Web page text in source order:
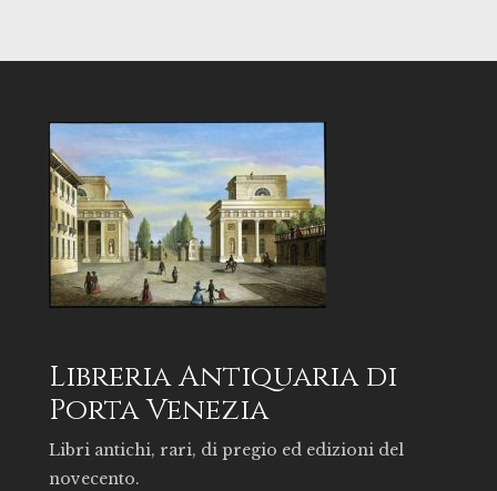
Libreria Antiquaria di
Porta Venezia
Libri antichi, rari, di pregio ed edizioni del
novecento.